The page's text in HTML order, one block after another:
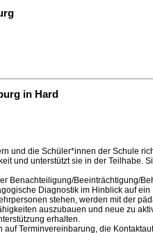
in Hard
und die Schüler*innen der Schule
und unterstützt sie in der Teilhabe.
Benachteiligung/Beeinträchtigung/
Diagnostik im Hinblick auf
stehen, werden mit der
auszubauen und neue zu
erhalten.
Terminvereinbarung, die